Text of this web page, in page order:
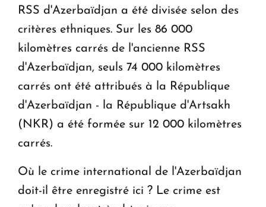
RSS d'Azerbaïdjan a été divisée selon des
critères ethniques. Sur les 86 000
kilomètres carrés de l'ancienne RSS
d'Azerbaïdjan, seuls 74 000 kilomètres
carrés ont été attribués à la République
d'Azerbaïdjan - la République d'Artsakh
(NKR) a été formée sur 12 000 kilomètres
carrés.
Où le crime international de l'Azerbaïdjan
doit-il être enregistré ici ? Le crime est